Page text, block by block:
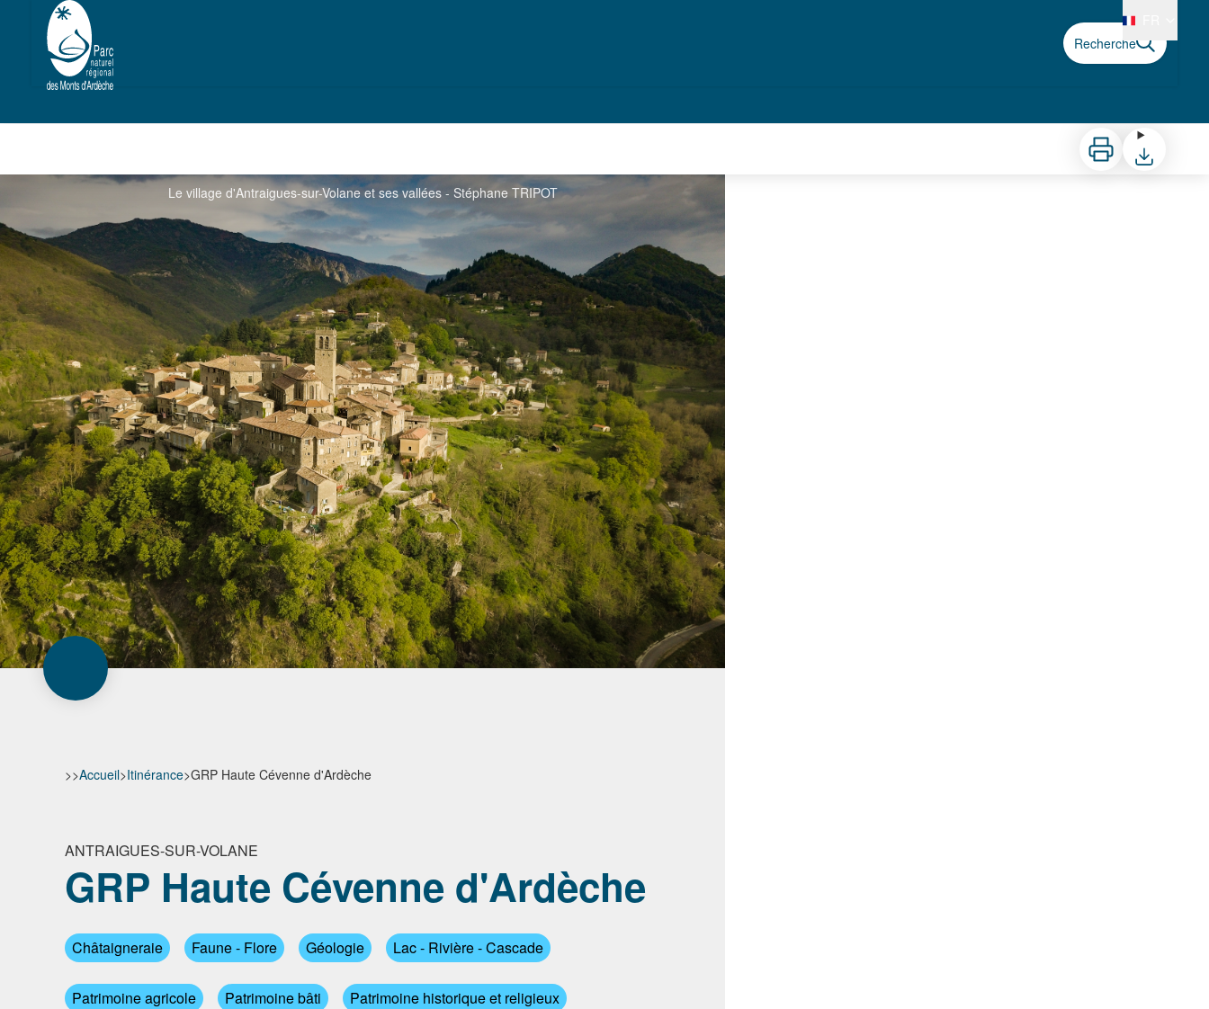
Recherche
Imprimer Télécharger
Le village d'Antraigues-sur-Volane et ses vallées - Stéphane TRIPOT
>>Accueil>Itinérance>GRP Haute Cévenne d'Ardèche
ANTRAIGUES-SUR-VOLANE
GRP Haute Cévenne d'Ardèche
Châtaigneraie Faune - Flore Géologie Lac - Rivière - Cascade
Patrimoine agricole Patrimoine bâti Patrimoine historique et religieux